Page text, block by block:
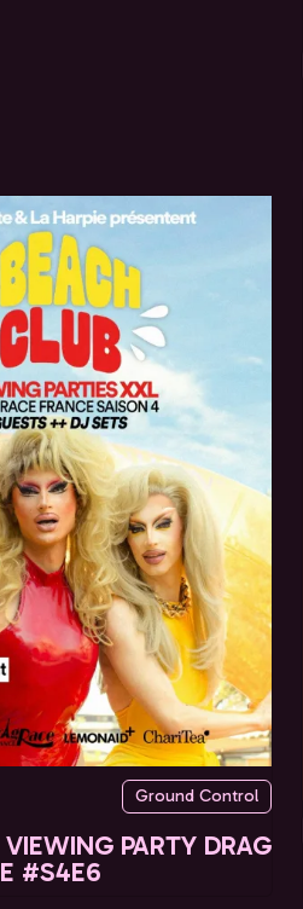
Ground Control
PARTY DRAG
#S4E6